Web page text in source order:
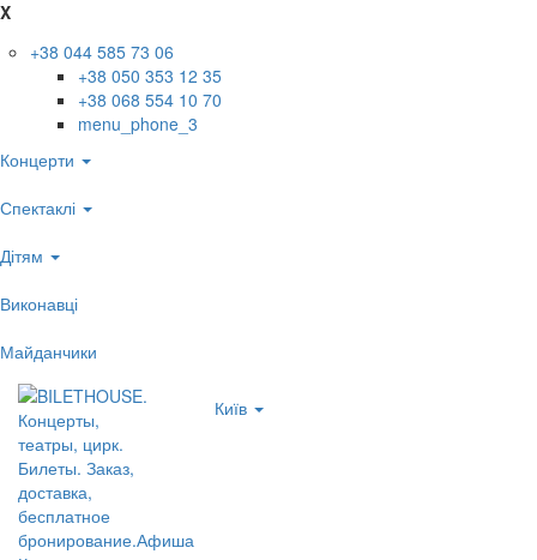
X
+38 044 585 73 06
+38 050 353 12 35
+38 068 554 10 70
menu_phone_3
Концерти
Спектаклі
Дітям
Виконавці
Майданчики
Київ